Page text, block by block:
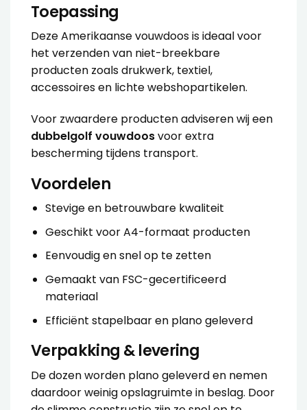
Toepassing
Deze Amerikaanse vouwdoos is ideaal voor
het verzenden van niet-breekbare
producten zoals drukwerk, textiel,
accessoires en lichte webshopartikelen.
Voor zwaardere producten adviseren wij een
dubbelgolf vouwdoosvoor extra
bescherming tijdens transport.
Voordelen
Stevige en betrouwbare kwaliteit
Geschikt voor A4-formaat producten
Eenvoudig en snel op te zetten
Gemaakt van FSC-gecertificeerd
materiaal
Efficiënt stapelbaar en plano geleverd
Verpakking & levering
De dozen worden plano geleverd en nemen
daardoor weinig opslagruimte in beslag. Door